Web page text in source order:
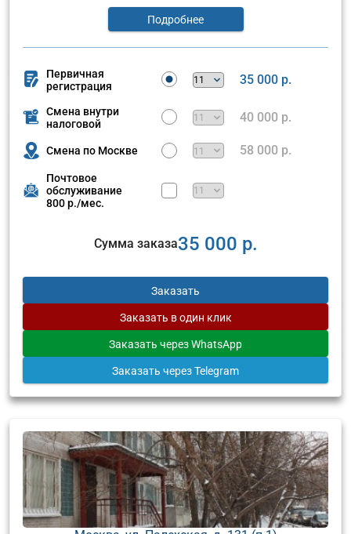
Подробнее
Первичная
регистрация
35 000 р.
Смена внутри
налоговой
40 000 р.
Смена по Москве 58 000 р.
Почтовое
обслуживание
800 р./мес.
Сумма заказа35 000 р.
Заказать
Заказать в один клик
Заказать через WhatsApp
Заказать через Telegram